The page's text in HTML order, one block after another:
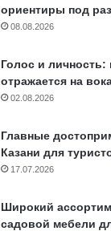
ориентиры под
08.08.2026
Голос и личность:
отражается на
02.08.2026
Главные
Казани для
17.07.2026
Широкий
садовой мебели